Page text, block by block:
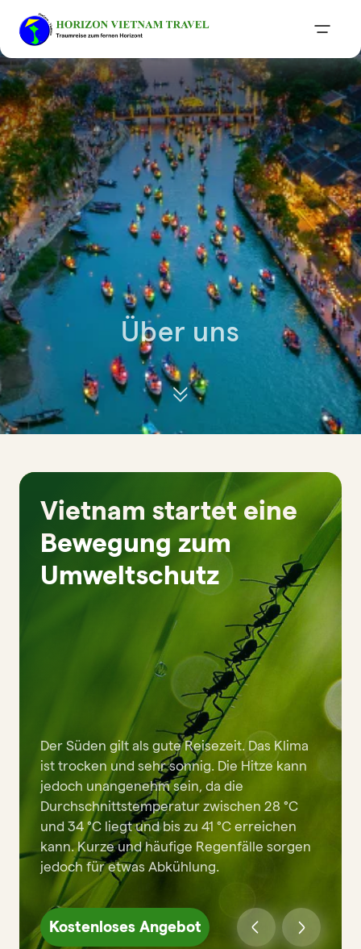
Über uns
Vietnam startet eine
Bewegung zum
Umweltschutz
Der Süden gilt als gute Reisezeit. Das Klima
ist trocken und sehr sonnig. Die Hitze kann
jedoch unangenehm sein, da die
Durchschnittstemperatur zwischen 28 °C
und 34 °C liegt und bis zu 41 °C erreichen
kann. Kurze und häufige Regenfälle sorgen
jedoch für etwas Abkühlung.
Kostenloses Angebot